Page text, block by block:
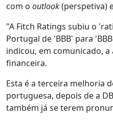
com o outlook(perspetiva)
"A Fitch Ratings subiu o
Portugal de 'BBB' para
indicou, em comunicado,
financeira.
Esta é a terceira melhoria
portuguesa, depois de a
também já se terem